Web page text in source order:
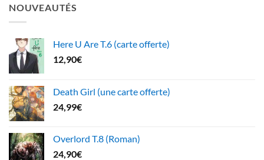
NOUVEAUTÉS
Here U Are T.6 (carte offerte)
12,90€
Death Girl (une carte offerte)
24,99€
Overlord T.8 (Roman)
24,90€